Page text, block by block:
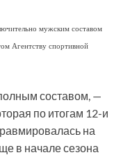
мужским составом
Агентству спортивной
составом, —
по итогам 12-и
на
в начале сезона